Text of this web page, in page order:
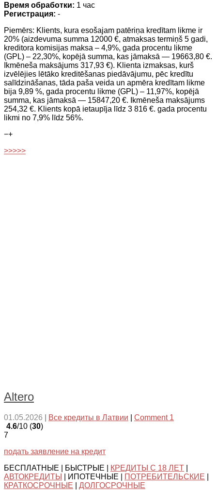
Время обработки: 1 час
Регистрация: -
Piemērs: Klients, kura esošajam patēriņa kredītam likme ir
20% (aizdevuma summa 12000 €, atmaksas termiņš 5 gadi,
kreditora komisijas maksa – 4,9%, gada procentu likme
(GPL) – 22,30%, kopējā summa, kas jāmaksā — 19663,80 €.
Ikmēneša maksājums 317,93 €). Klienta izmaksas, kurš
izvēlējies lētāko kreditēšanas piedāvājumu, pēc kredītu
salīdzināšanas, tāda paša veida un apmēra kredītam likme
bija 9,89 %, gada procentu likme (GPL) – 11,97%, kopējā
summa, kas jāmaksā — 15847,20 €. Ikmēneša maksājums
254,32 €. Klients kopā ietaupīja līdz 3 816 €. gada procentu
likmi no 7,9% līdz 56%.
−+
>>>>>
Altero
01.05.2026 Все кредиты в Латвии
Comment 1
4.6/10 (30)
7
подать заявление на кредит
БЕСПЛАТНЫЕ | БЫСТРЫЕ |
КРЕДИТЫ С 18 ЛЕТ
АВТОКРЕДИТЫ
| ИПОТЕЧНЫЕ | ПОТРЕБИТЕЛЬСКИЕ
КРАТКОСРОЧНЫЕ
ДОЛГОСРОЧНЫЕ